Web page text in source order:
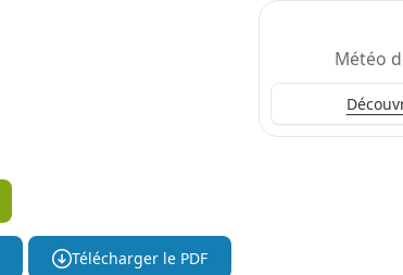
Météo
Télécharger le PDF